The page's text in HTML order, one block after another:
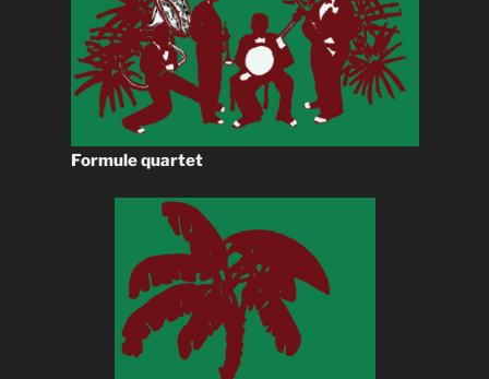
Formule quartet